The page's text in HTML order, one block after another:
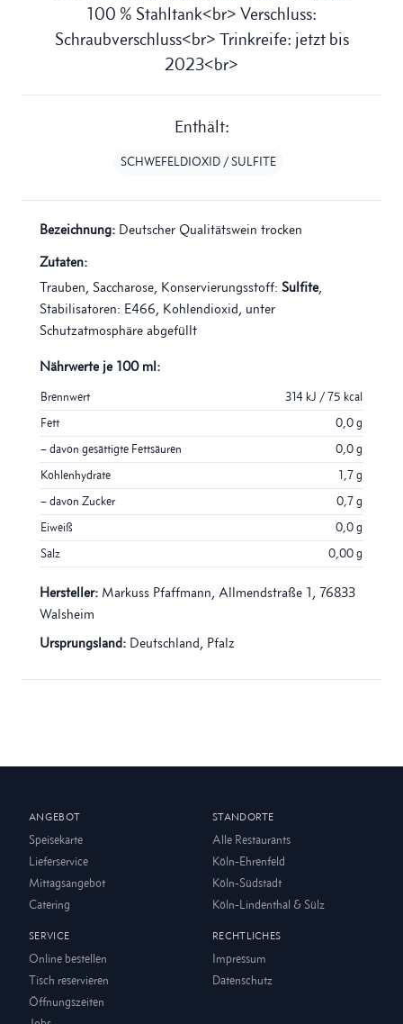
100 % Stahltank<br> Verschluss:
Schraubverschluss<br> Trinkreife: jetzt bis
2023<br>
Enthält:
SCHWEFELDIOXID / SULFITE
Bezeichnung: Deutscher Qualitätswein trocken
Zutaten:
Trauben, Saccharose, Konservierungsstoff: Sulfite,
Stabilisatoren: E466, Kohlendioxid, unter
Schutzatmosphäre abgefüllt
Nährwerte je 100 ml:
Brennwert
314 kJ / 75 kcal
Fett
0,0 g
– davon gesättigte Fettsäuren
0,0 g
Kohlenhydrate
1,7 g
– davon Zucker
0,7 g
Eiweiß
0,0 g
Salz
0,00 g
Hersteller: Markuss Pfaffmann, Allmendstraße 1, 76833
Walsheim
Ursprungsland: Deutschland, Pfalz
ANGEBOT
Speisekarte
Lieferservice
Mittagsangebot
Catering
STANDORTE
Alle Restaurants
Köln-Ehrenfeld
Köln-Südstadt
Köln-Lindenthal & Sülz
SERVICE
Online bestellen
Tisch reservieren
Öffnungszeiten
RECHTLICHES
Impressum
Datenschutz